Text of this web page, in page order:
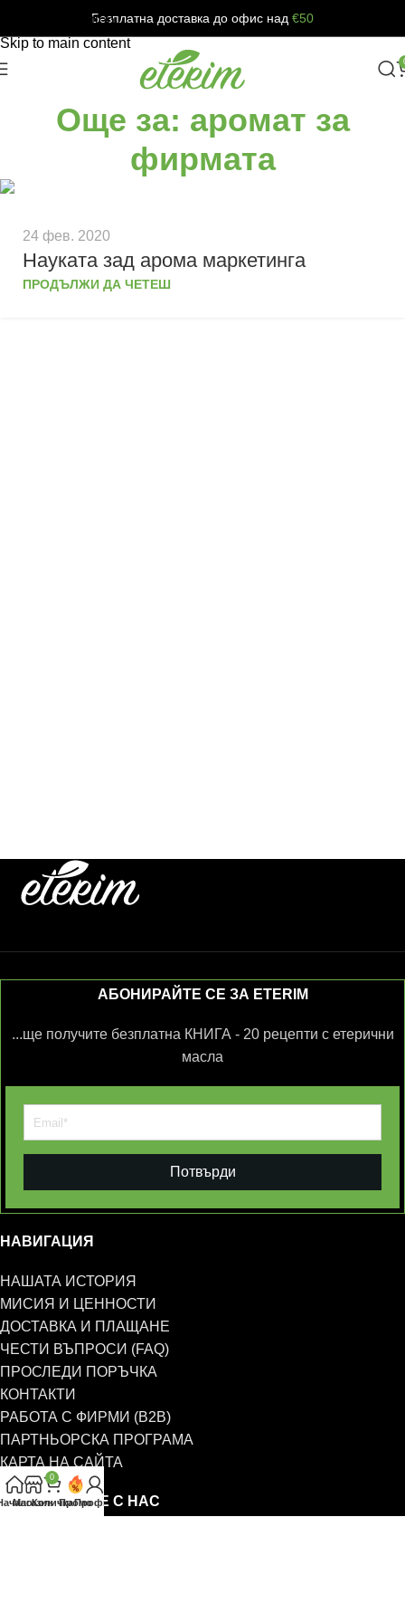
Skip to navigation
Skip to main content
Безплатна доставка до офис над €50
Още за: аромат за
фирмата
24 фев. 2020
Науката зад арома маркетинга
ПРОДЪЛЖИ ДА ЧЕТЕШ
АБОНИРАЙТЕ СЕ ЗА ETERIM
...ще получите безплатна КНИГА - 20 рецепти с етерични
масла
Потвърди
НАВИГАЦИЯ
НАШАТА ИСТОРИЯ
МИСИЯ И ЦЕННОСТИ
ДОСТАВКА И ПЛАЩАНЕ
ЧЕСТИ ВЪПРОСИ (FAQ)
ПРОСЛЕДИ ПОРЪЧКА
КОНТАКТИ
РАБОТА С ФИРМИ (B2B)
ПАРТНЬОРСКА ПРОГРАМА
КАРТА НА САЙТА
СВЪРЖЕТЕ СЕ С НАС
Магазин
0
КоличкаПромоПрофил